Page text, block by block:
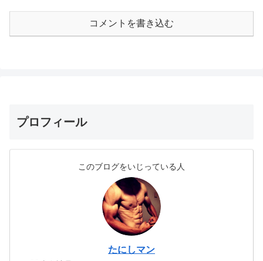
コメントを書き込む
プロフィール
このブログをいじっている人
たにしマン